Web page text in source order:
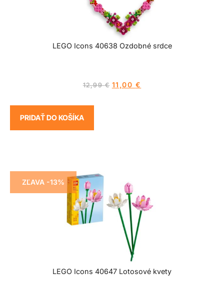
LEGO Icons 40638 Ozdobné srdce
12,99€ 11,00 €
PRIDAŤ DO KOŠÍKA
ZĽAVA -13%
LEGO Icons 40647 Lotosové kvety